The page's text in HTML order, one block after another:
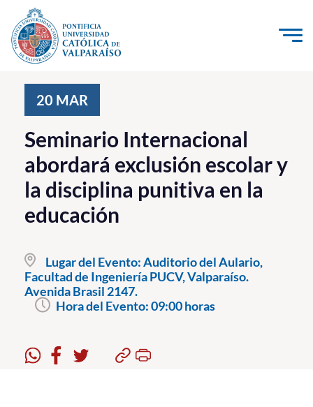
Click acá para ir directamente al contenido
Investigación, Creación e Innovación
PUCV Internacional
Vinculación con el Medio
Admisión
Pregrado
Postgrado
Formación Continua
Estudiantes
20 MAR
Seminario Internacional
abordará exclusión escolar y
la disciplina punitiva en la
educación
Lugar del Evento:Auditorio del Aulario,
Facultad de Ingeniería PUCV, Valparaíso.
Avenida Brasil 2147.
Hora del Evento:09:00 horas